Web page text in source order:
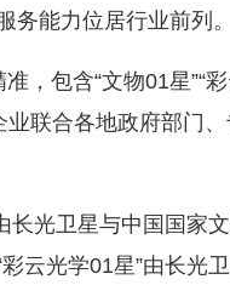
能力位居行业前列。
包含“文物01星”“彩
业联合各地政府部门
光卫星与中国国家文
云光学01星”由长光